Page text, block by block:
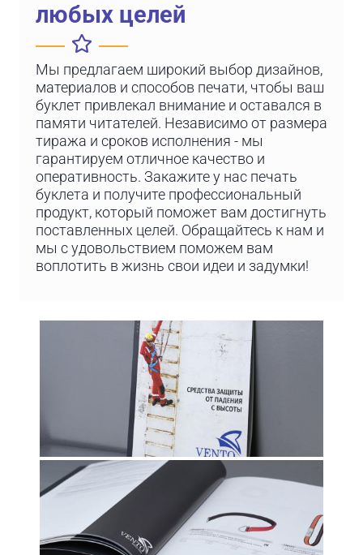
любых целей
Мы предлагаем широкий выбор дизайнов,
материалов и способов печати, чтобы ваш
буклет привлекал внимание и оставался в
памяти читателей. Независимо от размера
тиража и сроков исполнения - мы
гарантируем отличное качество и
оперативность. Закажите у нас печать
буклета и получите профессиональный
продукт, который поможет вам достигнуть
поставленных целей. Обращайтесь к нам и
мы с удовольствием поможем вам
воплотить в жизнь свои идеи и задумки!